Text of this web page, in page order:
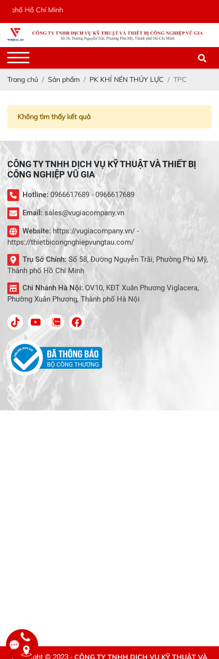
phố Hồ Chí Minh
Trang chủ Sản phẩm PK KHÍ NÉN THỦY LỰC TPC
Không tìm thấy kết quả
CÔNG TY TNHH DỊCH VỤ KỸ THUẬT VÀ THIẾT BỊ
CÔNG NGHIỆP VŨ GIA
Hotline: 0966617689 - 0966617689
Email: sales@vugiacompany.vn
Website: https://vugiacompany.vn/ -
https://thietbicongnghiepvungtau.com/
Trụ Sở Chính: Số 58, Đường Nguyễn Trãi, Phường Phú Mỹ,
Thành phố Hồ Chí Minh
Chi Nhánh Hà Nội:OV10, KĐT Xuân Phương Viglacera,
Phường Xuân Phương, Thành phố Hà Nội